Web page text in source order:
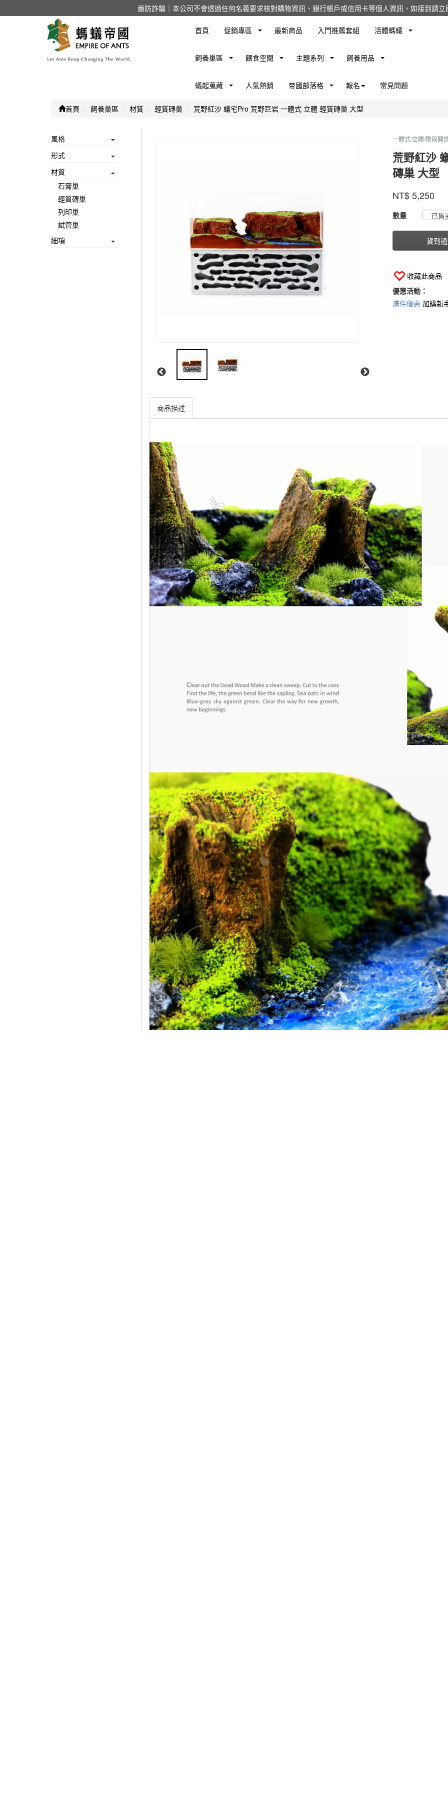
嚴防詐騙｜本公司不會透過任何名義要求核對購物資訊、銀行帳戶或信用卡等個人資訊，如接到請
首頁 促銷專區 最新商品 入門推薦套組 活體螞蟻
飼養巢區 餵食空間 主題系列 飼養用品
蟻起蒐藏 人氣熱銷 帝國部落格 報名 常見問題
首頁 飼養巢區 材質 輕質磚巢 荒野紅沙 蟻宅Pro 荒野巨岩 一體式 立體 輕質磚巢 大型
風格
形式
材質
石膏巢
輕質磚巢
列印巢
試管巢
細項
一體式/立體/階段開
荒野紅沙
磚巢 大型
商品代號
品牌
螞
帝
NT$5,250
數量
貨到
收藏此商品
優惠活動：
滿件優惠 加購新
商品描述